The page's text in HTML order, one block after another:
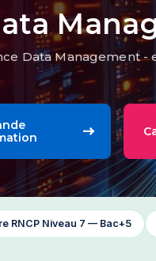
Data Management -
RNCP Niveau 7 — Bac+5